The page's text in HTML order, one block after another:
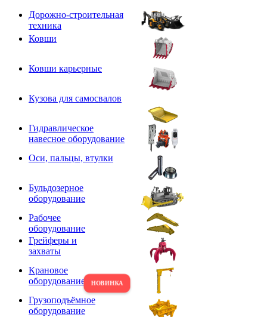
Дорожно-строительная
техника
Ковши
Ковши карьерные
Кузова для самосвалов
Гидравлическое
навесное оборудование
Оси, пальцы, втулки
Бульдозерное
оборудование
Рабочее
оборудование
Грейферы и
захваты
Крановое
оборудование
Грузоподъёмное
оборудование